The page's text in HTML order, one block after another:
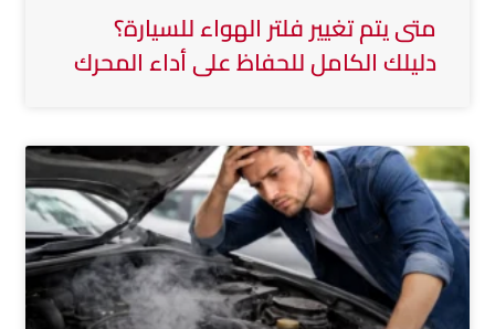
متى يتم تغيير فلتر الهواء للسيارة؟
دليلك الكامل للحفاظ على أداء المحرك